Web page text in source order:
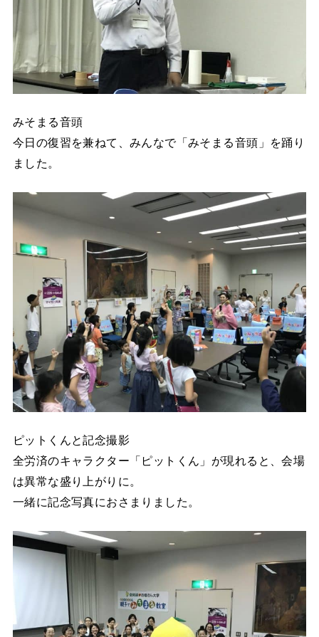
みそまる音頭
今日の復習を兼ねて、みんなで「みそまる音頭」を踊り
ました。
ピットくんと記念撮影
全労済のキャラクター「ピットくん」が現れると、会場
は異常な盛り上がりに。
一緒に記念写真におさまりました。